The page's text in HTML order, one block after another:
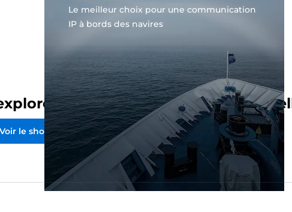
Le meilleur choix pour une communication
IP à bords des navires
nos solutions en situation
Voir le showroom